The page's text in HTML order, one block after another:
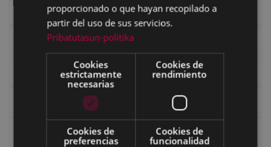
Eibartarren ahotan
Ermitas
Fondo Bolumburu
Fondo Carlos Narbaiza
proporcionado o que hayan recopilado a
partir del uso de sus servicios.
Pribatutasun-politika
Cookies
estrictamente
necesarias
Cookies de
rendimiento
Cookies de
preferencias
Cookies de
funcionalidad